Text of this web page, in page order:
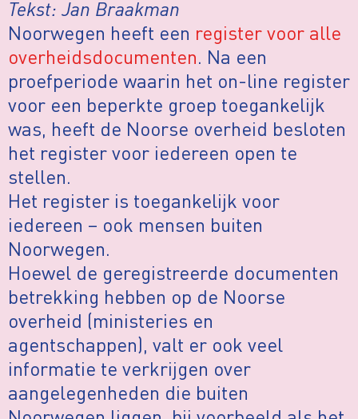
Tekst: Jan Braakman
Noorwegen heeft een register voor alle
overheidsdocumenten. Na een
proefperiode waarin het on-line register
voor een beperkte groep toegankelijk
was, heeft de Noorse overheid besloten
het register voor iedereen open te
stellen.
Het register is toegankelijk voor
iedereen – ook mensen buiten
Noorwegen.
Hoewel de geregistreerde documenten
betrekking hebben op de Noorse
overheid (ministeries en
agentschappen), valt er ook veel
informatie te verkrijgen over
aangelegenheden die buiten